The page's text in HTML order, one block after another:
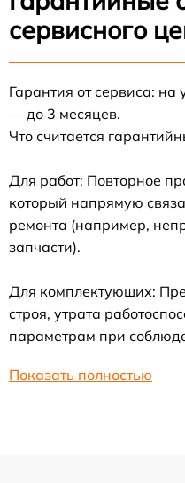
сервисного
Гарантия от сервиса:
— до 3 месяцев.
Что считается
Для работ: Повторное
который напрямую
ремонта (например,
запчасти).
Для комплектующих:
строя, утрата
параметрам при
Показать полностью